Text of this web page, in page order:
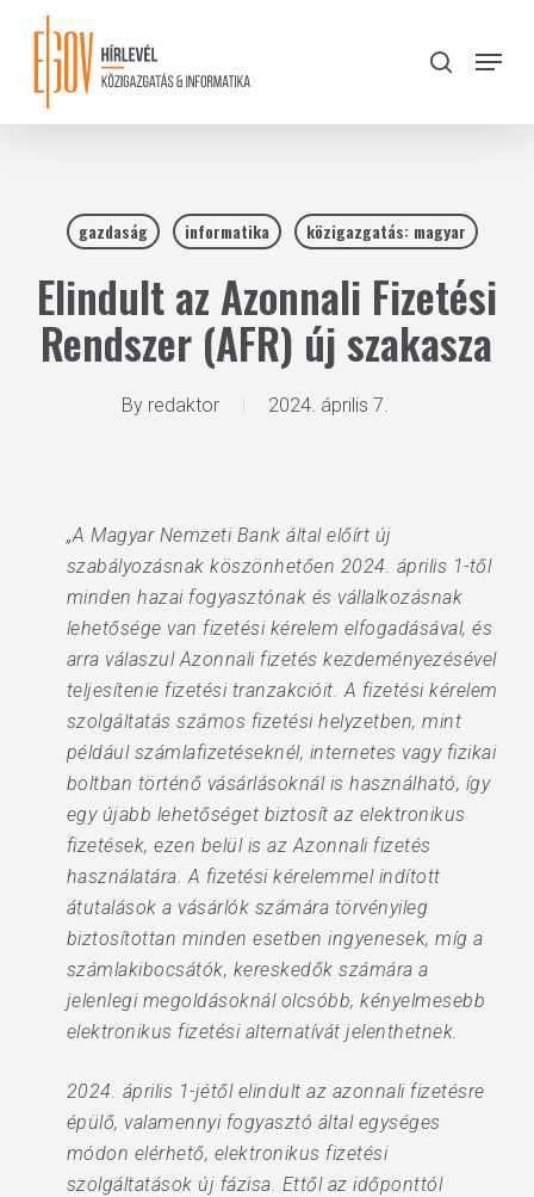
content
search
Menu
gazdaság informatika közigazgatás: magyar
Elindult az Azonnali Fizetési
Rendszer (AFR) új szakasza
By redaktor 2024. április 7.
„A Magyar Nemzeti Bank által előírt új
szabályozásnak köszönhetően 2024. április 1-től
minden hazai fogyasztónak és vállalkozásnak
lehetősége van fizetési kérelem elfogadásával, és
arra válaszul Azonnali fizetés kezdeményezésével
teljesítenie fizetési tranzakcióit. A fizetési kérelem
szolgáltatás számos fizetési helyzetben, mint
például számlafizetéseknél, internetes vagy fizikai
boltban történő vásárlásoknál is használható, így
egy újabb lehetőséget biztosít az elektronikus
fizetések, ezen belül is az Azonnali fizetés
használatára. A fizetési kérelemmel indított
átutalások a vásárlók számára törvényileg
biztosítottan minden esetben ingyenesek, míg a
számlakibocsátók, kereskedők számára a
jelenlegi megoldásoknál olcsóbb, kényelmesebb
elektronikus fizetési alternatívát jelenthetnek.
2024. április 1-jétől elindult az azonnali fizetésre
épülő, valamennyi fogyasztó által egységes
módon elérhető, elektronikus fizetési
szolgáltatások új fázisa. Ettől az időponttól
Close